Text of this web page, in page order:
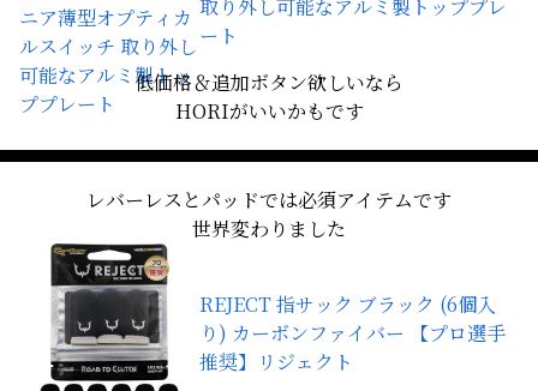
取り外し可能なアルミ製トッププレ
ート
低価格＆追加ボタン欲しいなら
HORIがいいかもです
レバーレスとパッドでは必須アイテムです
世界変わりました
REJECT 指サック ブラック (6個入
り) カーボンファイバー 【プロ選手
推奨】リジェクト